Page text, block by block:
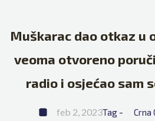
Muškarac dao otkaz u
veoma otvoreno
radio i osjećao sam
feb 2, 2023Tag - Crna